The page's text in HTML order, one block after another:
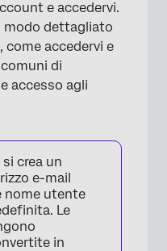
nome utente
FedRAMP
e accedervi.
modo dettagliato
come accedervi e
di
accesso agli
crea un
e-mail
nome utente
Le
in